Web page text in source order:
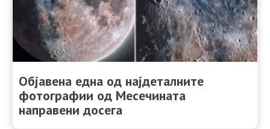
Објавена една од најдеталните
фотографии од Месечината
направени досега